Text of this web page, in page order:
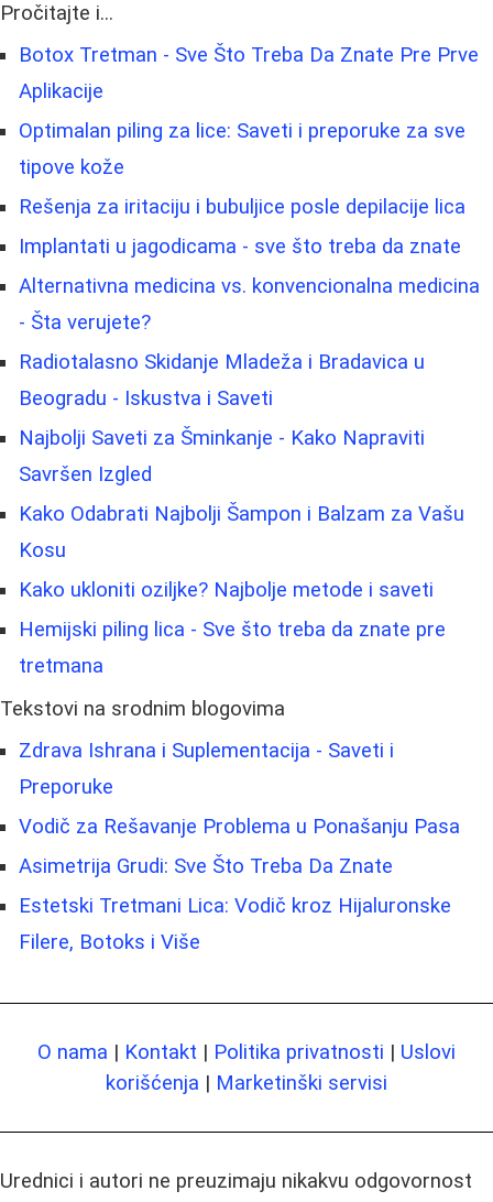
Pročitajte i...
Botox Tretman - Sve Što Treba Da Znate Pre Prve
Aplikacije
Optimalan piling za lice: Saveti i preporuke za sve
tipove kože
Rešenja za iritaciju i bubuljice posle depilacije lica
Implantati u jagodicama - sve što treba da znate
Alternativna medicina vs. konvencionalna medicina
- Šta verujete?
Radiotalasno Skidanje Mladeža i Bradavica u
Beogradu - Iskustva i Saveti
Najbolji Saveti za Šminkanje - Kako Napraviti
Savršen Izgled
Kako Odabrati Najbolji Šampon i Balzam za Vašu
Kosu
Kako ukloniti oziljke? Najbolje metode i saveti
Hemijski piling lica - Sve što treba da znate pre
tretmana
Tekstovi na srodnim blogovima
Zdrava Ishrana i Suplementacija - Saveti i
Preporuke
Vodič za Rešavanje Problema u Ponašanju Pasa
Asimetrija Grudi: Sve Što Treba Da Znate
Estetski Tretmani Lica: Vodič kroz Hijaluronske
Filere, Botoks i Više
O nama | Kontakt | Politika privatnosti | Uslovi
korišćenja | Marketinški servisi
Urednici i autori ne preuzimaju nikakvu odgovornost